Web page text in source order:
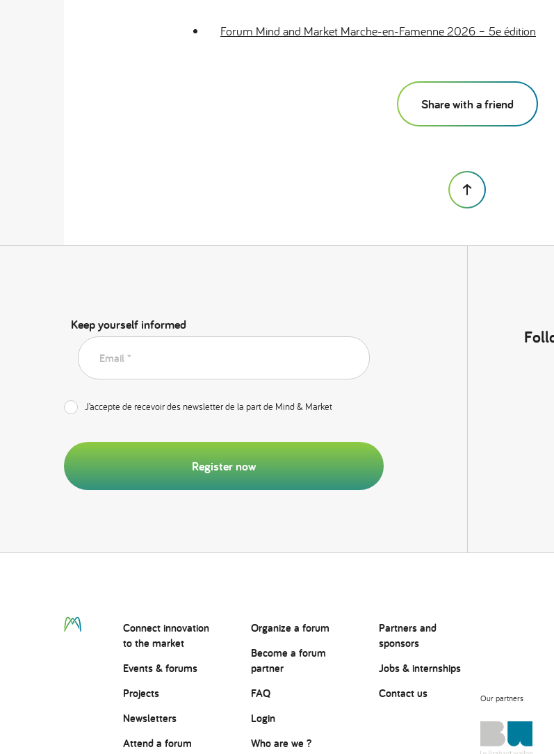
Forum Mind and Market Marche-en-Famenne 2026 – 5e édition
Share with a friend
Keep yourself informed
Email *
J’accepte de recevoir des newsletter de la part de Mind & Market
Register now
Connectinnovation
to the market
Events & forums
Projects
Newsletters
Attend a forum
Organize a forum
Become a forum
partner
FAQ
Login
Who are we ?
Partners and
sponsors
Jobs & internships
Contact us
Our partners